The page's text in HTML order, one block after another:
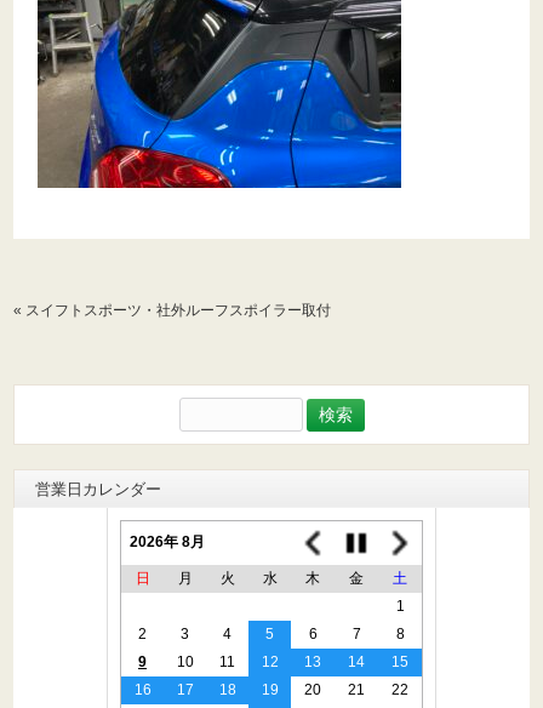
« スイフトスポーツ・社外ルーフスポイラー取付
索:
営業日カレンダー
2026年 8月
日 月 火 水 木 金
土
1
2
3 4 5 6 7
8
9
10 11 12 13 14
15
16
17 18 19 20 21
22